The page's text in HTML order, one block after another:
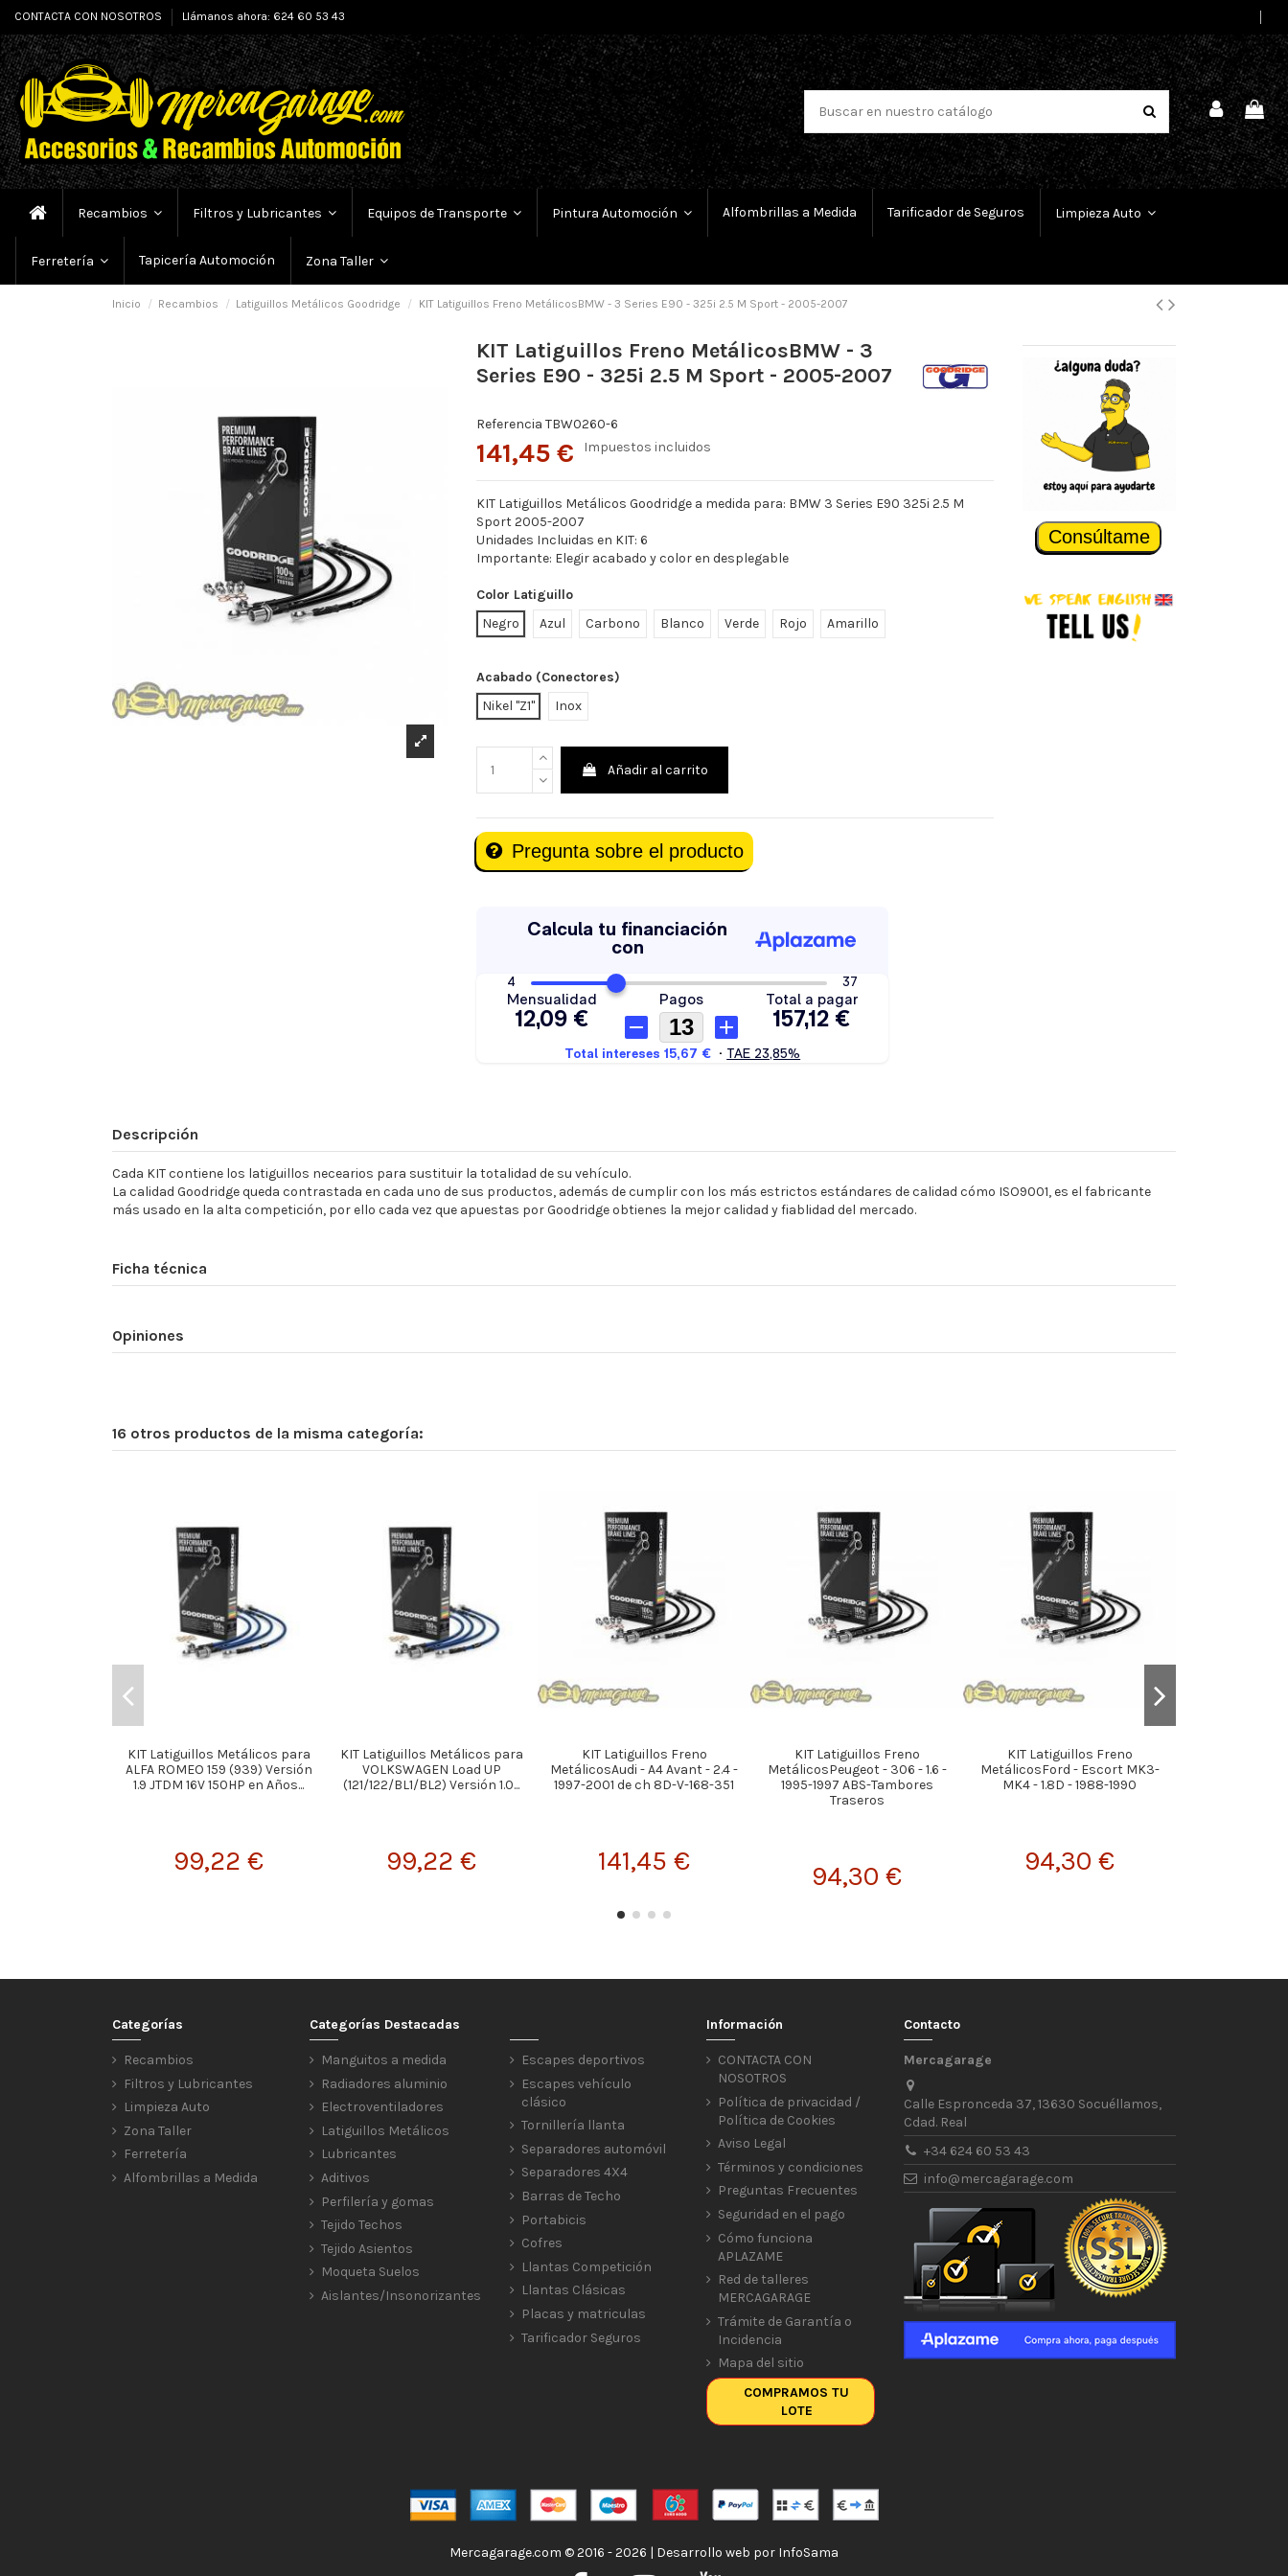
CONTACTA CON NOSOTROS Llámanos ahora: 624 60 53 43
Recambios Filtros y Lubricantes Equipos de Transporte Pintura Automoción Alfombrillas a Medida Tarificador de Seguros Limpieza Auto
Ferretería Tapicería Automoción Zona Taller
Inicio Recambios Latiguillos Metálicos Goodridge KIT Latiguillos Freno MetálicosBMW - 3 Series E90 - 325i 2.5 M Sport - 2005-2007
KIT Latiguillos Freno MetálicosBMW - 3
Series E90 - 325i 2.5 M Sport - 2005-2007
Referencia TBW0260-6
141,45 € Impuestos incluidos
KIT Latiguillos Metálicos Goodridge a medida para: BMW 3 Series E90 325i 2.5 M
Sport 2005-2007
Unidades Incluidas en KIT: 6
Importante: Elegir acabado y color en desplegable
Color Latiguillo
Negro
Azul Carbono Blanco Verde Rojo Amarillo
Acabado (Conectores)
Nikel "Z1"
Inox
Añadir al carrito
Pregunta sobre el producto
Consúltame
Descripción
Cada KIT contiene los latiguillos necearios para sustituir la totalidad de su vehículo.
La calidad Goodridge queda contrastada en cada uno de sus productos, además de cumplir con los más estrictos estándares de calidad cómo ISO9001, es el fabricante
más usado en la alta competición, por ello cada vez que apuestas por Goodridge obtienes la mejor calidad y fiablidad del mercado.
Ficha técnica
Opiniones
16 otros productos de la misma categoría:
KIT Latiguillos Metálicos para
ALFA ROMEO 159 (939) Versión
1.9 JTDM 16V 150HP en Años...
99,22 €
KIT Latiguillos Metálicos para
VOLKSWAGEN Load UP
(121/122/BL1/BL2) Versión 1.0...
99,22 €
KIT Latiguillos Freno
MetálicosAudi - A4 Avant - 2.4 -
1997-2001 de ch 8D-V-168-351
141,45 €
KIT Latiguillos Freno
MetálicosPeugeot - 306 - 1.6 -
1995-1997 ABS-Tambores
Traseros
94,30 €
KIT Latiguillos Freno
MetálicosFord - Escort MK3-
MK4 - 1.8D - 1988-1990
94,30 €
Categorías
Recambios
Filtros y Lubricantes
Limpieza Auto
Zona Taller
Ferretería
Alfombrillas a Medida
Categorías Destacadas
Manguitos a medida
Radiadores aluminio
Electroventiladores
Latiguillos Metálicos
Lubricantes
Aditivos
Perfilería y gomas
Tejido Techos
Tejido Asientos
Moqueta Suelos
Aislantes/Insonorizantes
Escapes deportivos
Escapes vehículo
clásico
Tornillería llanta
Separadores automóvil
Separadores 4X4
Barras de Techo
Portabicis
Cofres
Llantas Competición
Llantas Clásicas
Placas y matriculas
Tarificador Seguros
Información
CONTACTA CON
NOSOTROS
Política de privacidad /
Política de Cookies
Aviso Legal
Términos y condiciones
Preguntas Frecuentes
Seguridad en el pago
Cómo funciona
APLAZAME
Red de talleres
MERCAGARAGE
Trámite de Garantía o
Incidencia
Mapa del sitio
COMPRAMOS TU
LOTE
Contacto
Mercagarage
Calle Espronceda 37, 13630 Socuéllamos,
Cdad. Real
+34 624 60 53 43
info@mercagarage.com
Mercagarage.com © 2016 - 2026 | Desarrollo web por InfoSama